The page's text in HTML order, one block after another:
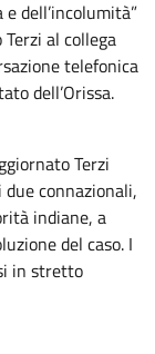
dell’incolumità”
al collega
telefonica
dell’Orissa.
Terzi
connazionali,
indiane, a
del caso. I
in stretto